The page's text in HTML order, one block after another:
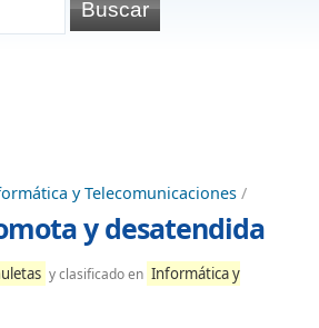
y Telecomunicaciones /
y desatendida
y clasificado en Informática y